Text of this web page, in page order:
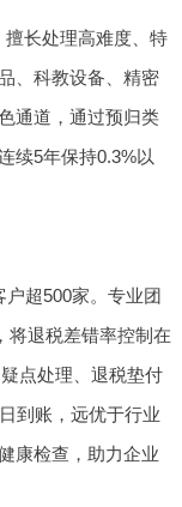
长处理高难度、特
、科教设备、精密
通道，通过预归类
续5年保持0.3%以
超500家。专业团
将退税差错率控制在
点处理、退税垫付
到账，远优于行业
康检查，助力企业